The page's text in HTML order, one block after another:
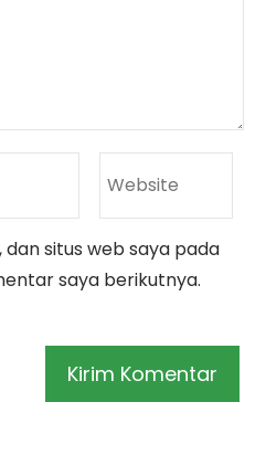
dan situs web saya pada
saya berikutnya.